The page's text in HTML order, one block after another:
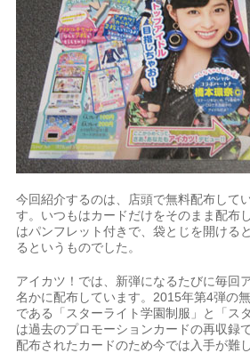
今回紹介するのは、店頭で無料配布して
す。いつもはカードだけをそのまま配布
はパンフレット付きで、袋とじを開ける
るというものでした。
アイカツ！では、新弾になるたびに毎回
名かに配布しています。2015年第4弾の
である「スターライト学園制服」と「ス
は過去のプロモーションカードの再収録
配布されたカードのため今では入手が難